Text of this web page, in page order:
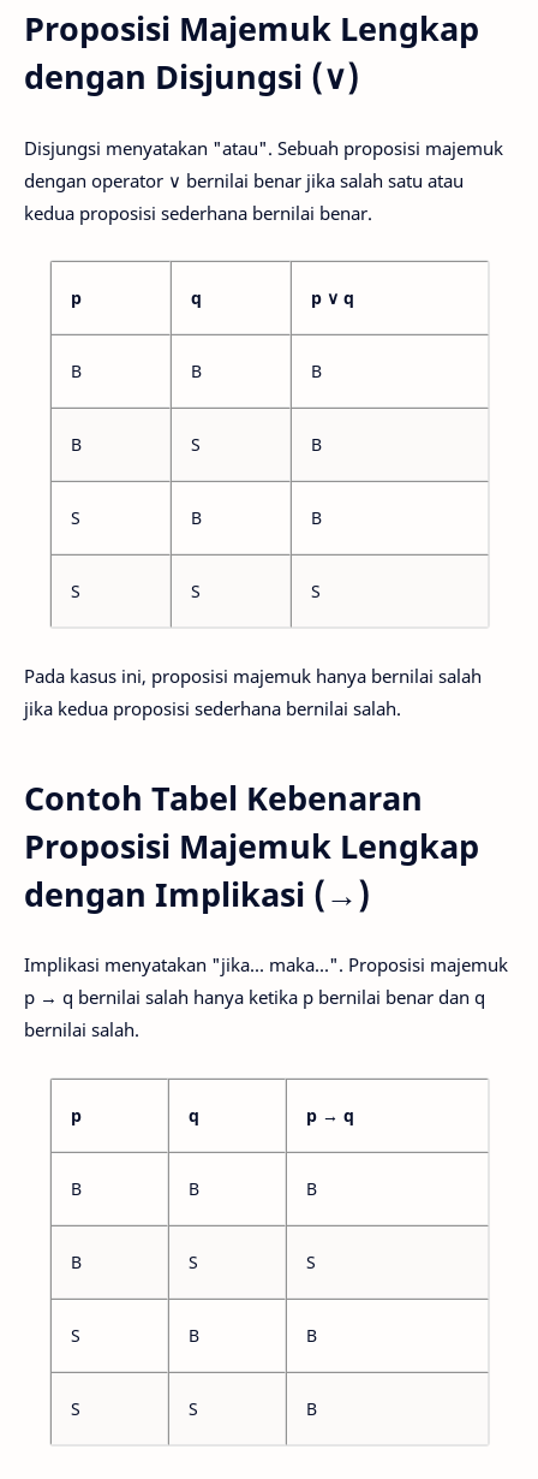
Proposisi Majemuk Lengkap
dengan Disjungsi (∨)
Disjungsi menyatakan "atau". Sebuah proposisi majemuk
dengan operator ∨ bernilai benar jika salah satu atau
kedua proposisi sederhana bernilai benar.
p q p ∨ q
B B B
B S B
S B B
S S S
Pada kasus ini, proposisi majemuk hanya bernilai salah
jika kedua proposisi sederhana bernilai salah.
Contoh Tabel Kebenaran
Proposisi Majemuk Lengkap
dengan Implikasi (→)
Implikasi menyatakan "jika... maka...". Proposisi majemuk
p → q bernilai salah hanya ketika p bernilai benar dan q
bernilai salah.
p q p → q
B B B
B S S
S B B
S S B